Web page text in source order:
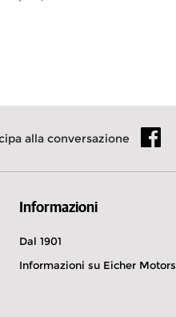
alla conversazione
Informazioni
Dal 1901
Informazioni su Eicher Motors